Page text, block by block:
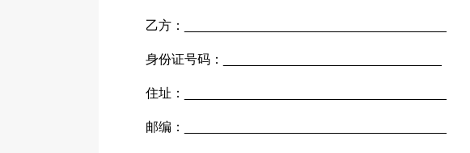
乙方：____________________________________
身份证号码：______________________________
住址：____________________________________
邮编：____________________________________